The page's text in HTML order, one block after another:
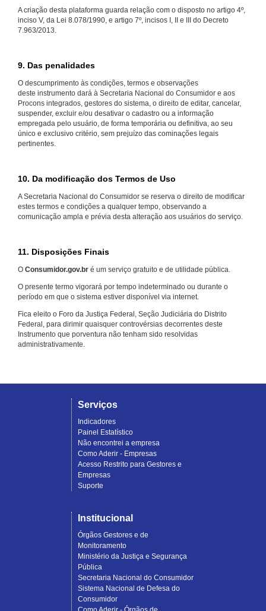
A criação desta plataforma guarda relação com o disposto no artigo 4º,
inciso V, da Lei 8.078/1990, e artigo 7º, incisos I, II e III do Decreto
7.963/2013.
9. Das penalidades
O descumprimento às condições, termos e observações
deste instrumento dará à Secretaria Nacional do Consumidor e aos
Procons integrados, gestores do sistema, o direito de editar, cancelar,
suspender, excluir e/ou desativar o cadastro ou a informação
empregada pelo usuário, de forma temporária ou definitiva, ao seu
único e exclusivo critério, sem prejuízo das cominações legais
pertinentes.
10. Da modificação dos Termos de Uso
A Secretaria Nacional do Consumidor se reserva o direito de modificar
estes termos e condições a qualquer tempo, observando a
comunicação ampla e prévia desta alteração aos usuários do serviço.
11. Disposições Finais
O Consumidor.gov.br é um serviço gratuito e de utilidade pública.
O presente termo vigorará por tempo indeterminado ou durante o
período em que o sistema estiver disponível via internet.
Fica eleito o Foro da Justiça Federal, Seção Judiciária do Distrito
Federal, para dirimir quaisquer controvérsias decorrentes deste
Instrumento que porventura não tenham sido resolvidas
administrativamente.
Serviços
Indicadores
Painel Estatístico
Não encontrei a empresa
Como Aderir - Empresas
Acesso Restrito para Gestores e
Empresas
Suporte
Institucional
Órgãos Gestores e de
Monitoramento
Ministério da Justiça e Segurança
Pública
Secretaria Nacional do Consumidor
Sistema Nacional de Defesa do
Consumidor